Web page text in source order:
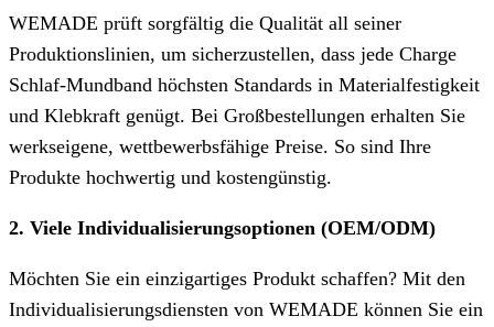
WEMADE prüft sorgfältig die Qualität all seiner
Produktionslinien, um sicherzustellen, dass jede Charge
Schlaf-Mundband höchsten Standards in Materialfestigkeit
und Klebkraft genügt. Bei Großbestellungen erhalten Sie
werkseigene, wettbewerbsfähige Preise. So sind Ihre
Produkte hochwertig und kostengünstig.
2. Viele Individualisierungsoptionen (OEM/ODM)
Möchten Sie ein einzigartiges Produkt schaffen? Mit den
Individualisierungsdiensten von WEMADE können Sie ein